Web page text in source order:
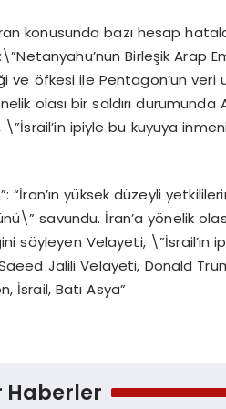
konusunda bazı hesap
Birleşik Arap
ve öfkesi ile Pentagon’un veri
olası bir saldırı
ipiyle bu kuyuya
“İran’ın yüksek düzeyli
savundu. İran’a yönelik
söyleyen Velayeti, \”İsrail’in
Jalili Velayeti, Donald
İsrail, Batı Asya”
Haberler